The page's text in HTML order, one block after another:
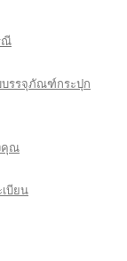
ณี
รรจุภัณฑ์กระปุก
คุณ
บียน